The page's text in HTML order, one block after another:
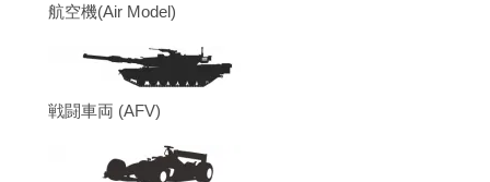
航空機(Air Model)
戦闘車両 (AFV)